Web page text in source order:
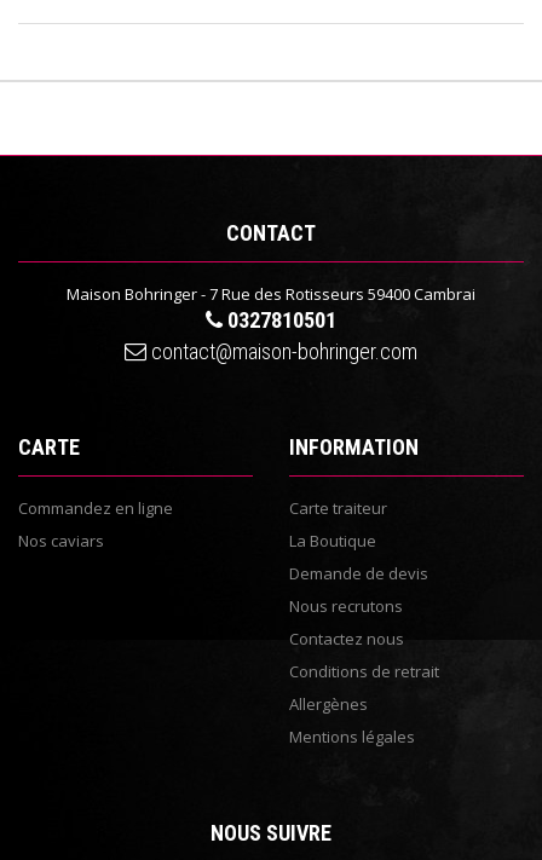
CONTACT
Maison Bohringer - 7 Rue des Rotisseurs 59400 Cambrai
0327810501
contact@maison-bohringer.com
CARTE
Commandez en ligne
Nos caviars
INFORMATION
Carte traiteur
La Boutique
Demande de devis
Nous recrutons
Contactez nous
Conditions de retrait
Allergènes
Mentions légales
NOUS SUIVRE